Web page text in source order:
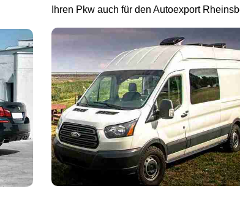
Ihren Pkw auch für den Autoexport